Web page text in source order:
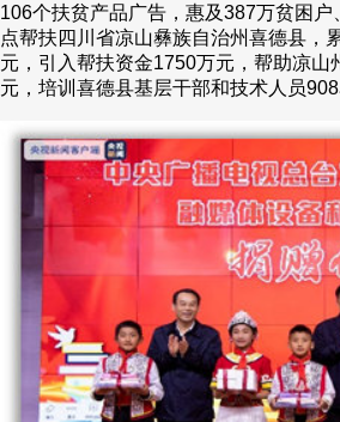
106个扶贫产品广告，惠及387万贫困
点帮扶四川省凉山彝族自治州喜德县，
元，引入帮扶资金1750万元，帮助凉山
元，培训喜德县基层干部和技术人员908